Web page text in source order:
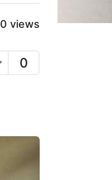
0 views
0